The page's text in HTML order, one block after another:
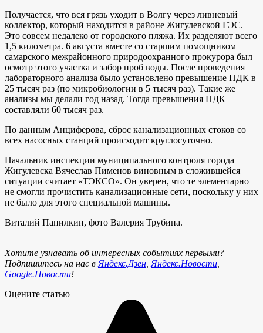
Получается, что вся грязь уходит в Волгу через ливневый
коллектор, который находится в районе Жигулевской ГЭС.
Это совсем недалеко от городского пляжа. Их разделяют всего
1,5 километра. 6 августа вместе со старшим помощником
самарского межрайонного природоохранного прокурора был
осмотр этого участка и забор проб воды. После проведения
лабораторного анализа было установлено превышение ПДК в
25 тысяч раз (по микробиологии в 5 тысяч раз). Такие же
анализы мы делали год назад. Тогда превышения ПДК
составляли 60 тысяч раз.
По данным Анциферова, сброс канализационных стоков со
всех насосных станций происходит круглосуточно.
Начальник инспекции муниципального контроля города
Жигулевска Вячеслав Пименов виновным в сложившейся
ситуации считает «ТЭКСО». Он уверен, что те элементарно
не смогли прочистить канализационные сети, поскольку у них
не было для этого специальной машины.
Виталий Папилкин, фото Валерия Трубина.
Хотите узнавать об интересных событиях первыми?
Подпишитесь на нас в Яндекс.Дзен Яндекс.Новости
Google.Новости!
Оцените статью